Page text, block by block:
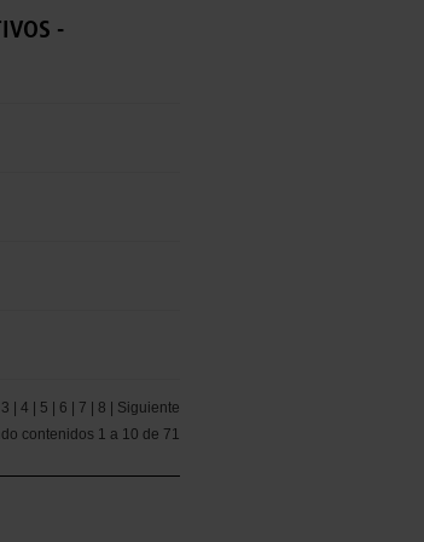
-
3 | 4 | 5 | 6 | 7 | 8 |
Siguiente
contenidos 1 a 10 de 71